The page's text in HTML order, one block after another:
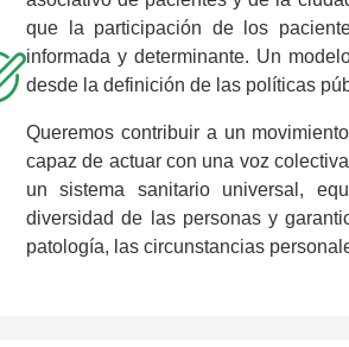
que la participación de los
informada y determinante. Un
desde la definición de las políticas
Queremos contribuir a un
capaz de actuar con una voz
un sistema sanitario universal,
diversidad de las personas y
patología, las circunstancias